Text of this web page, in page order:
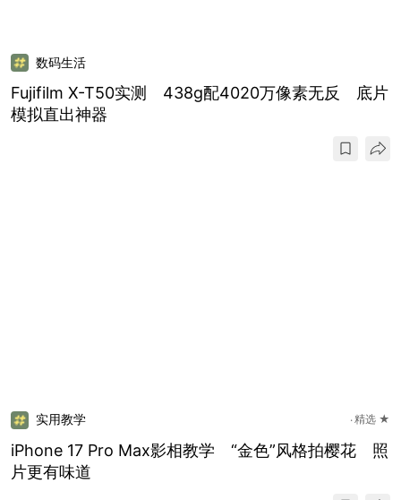
数码生活
Fujifilm X-T50实测 438g配4020万像素无反 底片
模拟直出神器
实用教学 精选 ★
iPhone 17 Pro Max影相教学 “金色”风格拍樱花 照
片更有味道